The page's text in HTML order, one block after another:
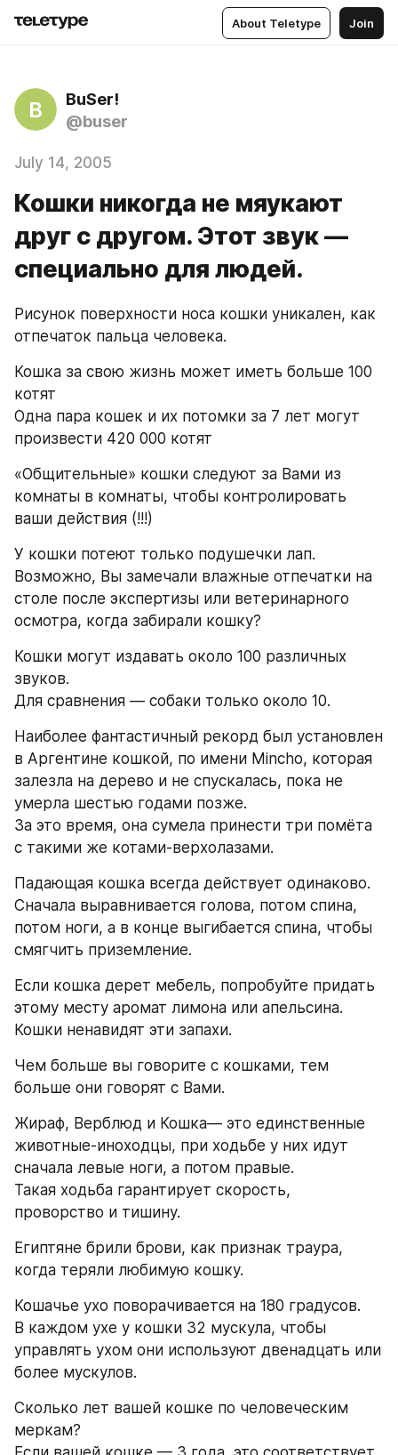
About Teletype Join
B
BuSer!
@buser
July 14, 2005
Кошки никогда не мяукают
друг с другом. Этот звук —
специально для людей.
Рисунок поверхности носа кошки уникален, как
отпечаток пальца человека.
Кошка за свою жизнь может иметь больше 100
котят
Одна пара кошек и их потомки за 7 лет могут
произвести 420 000 котят
«Общительные» кошки следуют за Вами из
комнаты в комнаты, чтобы контролировать
ваши действия (!!!)
У кошки потеют только подушечки лап.
Возможно, Вы замечали влажные отпечатки на
столе после экспертизы или ветеринарного
осмотра, когда забирали кошку?
Кошки могут издавать около 100 различных
звуков.
Для сравнения — собаки только около 10.
Наиболее фантастичный рекорд был установлен
в Аргентине кошкой, по имени Mincho, которая
залезла на дерево и не спускалась, пока не
умерла шестью годами позже.
За это время, она сумела принести три помёта
с такими же котами-верхолазами.
Падающая кошка всегда действует одинаково.
Сначала выравнивается голова, потом спина,
потом ноги, а в конце выгибается спина, чтобы
смягчить приземление.
Если кошка дерет мебель, попробуйте придать
этому месту аромат лимона или апельсина.
Кошки ненавидят эти запахи.
Чем больше вы говорите с кошками, тем
больше они говорят с Вами.
Жираф, Верблюд и Кошка— это единственные
животные-иноходцы, при ходьбе у них идут
сначала левые ноги, а потом правые.
Такая ходьба гарантирует скорость,
проворство и тишину.
Египтяне брили брови, как признак траура,
когда теряли любимую кошку.
Кошачье ухо поворачивается на 180 градусов.
В каждом ухе у кошки 32 мускула, чтобы
управлять ухом они используют двенадцать или
более мускулов.
Cколько лет вашей кошке по человеческим
меркам?